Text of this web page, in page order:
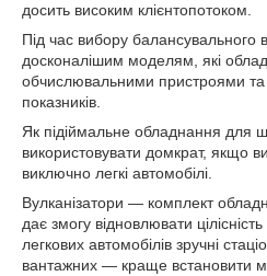
досить високим клієнтопотоком.
Під час вибору балансувального
досконалішим моделям, які
обчислювальними пристроями
показників.
Як підіймальне обладнання для
використовувати домкрат, якщо
виключно легкі автомобілі.
Вулканізатори — комплект
дає змогу відновлювати
легкових автомобілів зручні
вантажних — краще встановити